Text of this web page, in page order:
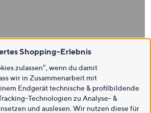
Shopping-Erlebnis
zulassen“, wenn du damit
wir in Zusammenarbeit mit
Endgerät technische & profilbildende
Technologien zu Analyse- &
und auslesen. Wir nutzen diese für